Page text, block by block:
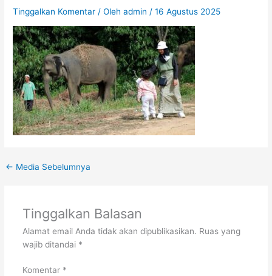
Tinggalkan Komentar / Olehadmin /16 Agustus 2025
← Media Sebelumnya
Tinggalkan Balasan
Alamat email Anda tidak akan dipublikasikan. Ruas yang
wajib ditandai *
Komentar *